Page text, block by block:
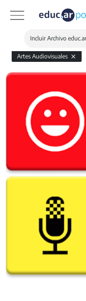
Incluir Archivo
Artes Audiovisuales